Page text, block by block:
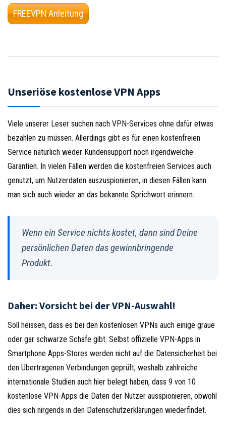
FREEVPN Anleitung
Unseriöse kostenlose VPN Apps
Viele unserer Leser suchen nach VPN-Services ohne dafür etwas
bezahlen zu müssen. Allerdings gibt es für einen kostenfreien
Service natürlich weder Kundensupport noch irgendwelche
Garantien. In vielen Fällen werden die kostenfreien Services auch
genutzt, um Nutzerdaten auszuspionieren, in diesen Fällen kann
man sich auch wieder an das bekannte Sprichwort erinnern:
Wenn ein Service nichts kostet, dann sind Deine
persönlichen Daten das gewinnbringende
Produkt.
Daher: Vorsicht bei der VPN-Auswahl!
Soll heissen, dass es bei den kostenlosen VPNs auch einige graue
oder gar schwarze Schafe gibt. Selbst offizielle VPN-Apps in
Smartphone Apps-Stores werden nicht auf die Datensicherheit bei
den Übertragenen Verbindungen geprüft, weshalb zahlreiche
internationale Studien auch hier belegt haben, dass 9 von 10
kostenlose VPN-Apps die Daten der Nutzer ausspionieren, obwohl
dies sich nirgends in den Datenschutzerklärungen wiederfindet.